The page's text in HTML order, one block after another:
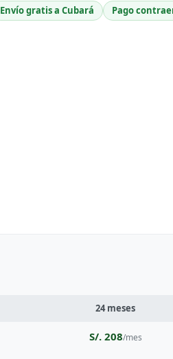
Envío gratis a Cubará Pago
24 meses
S/. 208/mes